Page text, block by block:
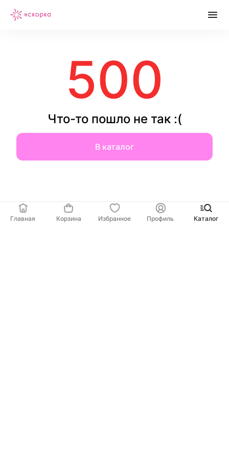
500
Что-то пошло не так :(
В каталог
Главная Корзина Избранное Профиль Каталог